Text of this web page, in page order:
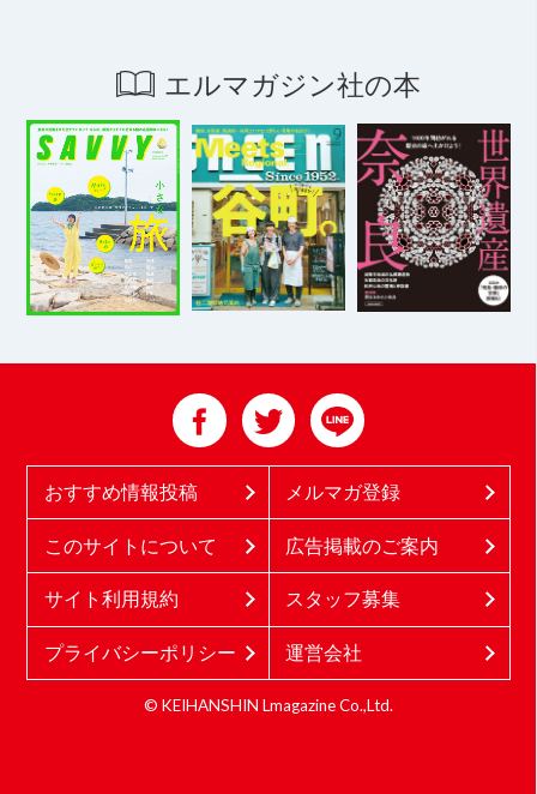
エルマガジン社の本
おすすめ情報投稿 メルマガ登録
このサイトについて 広告掲載のご案内
サイト利用規約 スタッフ募集
プライバシーポリシー 運営会社
© KEIHANSHIN Lmagazine Co.,Ltd.